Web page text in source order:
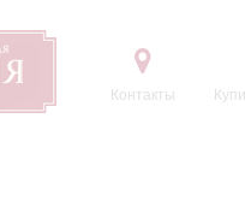
Контакты